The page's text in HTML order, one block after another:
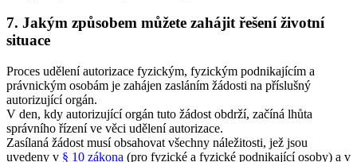
7. Jakým způsobem můžete zahájit řešení životní
situace
Proces udělení autorizace fyzickým, fyzickým podnikajícím a
právnickým osobám je zahájen zasláním žádosti na příslušný
autorizující orgán.
V den, kdy autorizující orgán tuto žádost obdrží, začíná lhůta
správního řízení ve věci udělení autorizace.
Zasílaná žádost musí obsahovat všechny náležitosti, jež jsou
uvedeny v § 10 zákona (pro fyzické a fyzické podnikající osoby) a v